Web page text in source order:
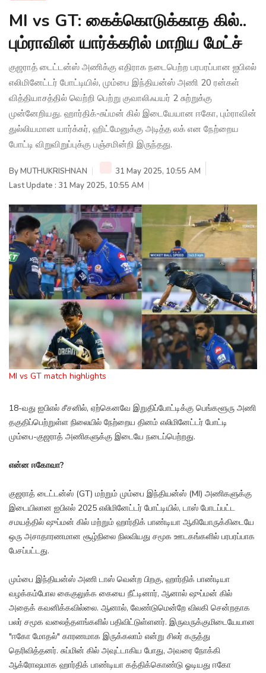
MI vs GT: கைக்கொடுக்காத கில்..
பும்ராவின் யார்க்கரில் மாறிய மேட்ச்
குஜராத் டைட்டன்ஸ் அணிக்கு எதிராக நடைபெற்ற பரபரப்பான ஐபிஎல்
எலிமினேட்டர் போட்டியில், மும்பை இந்தியன்ஸ் அணி 20 ரன்கள்
வித்தியாசத்தில் வெற்றி பெற்று குவாலிஃபயர் 2 சுற்றுக்கு
முன்னேறியது. ஹார்திக்-சுப்மன் கில் இடையேயான ஈகோ, பும்ராவின்
துல்லியமான யார்க்கர், ஹிட்மேனுக்கு அடித்த லக் என நேற்றைய
போட்டி விறுவிறுப்புக்கு பஞ்சமின்றி இருந்தது.
ByMUTHUKRISHNAN
31 May 2025, 10:55 AM
Last Update : 31 May 2025, 10:55 AM
MI vs GT match highlights
18-வது ஐபிஎல் சீசனில், ஏற்கெனவே இறுதிப்போட்டிக்கு பெங்களூரு அணி
தகுதிப்பெற்றுள்ள நிலையில் நேற்றைய தினம் எலிமினேட்டர் போட்டி
மும்பை-குஜராத் அணிகளுக்கு இடையே நடைப்பெற்றது.
என்ன ஈகோவா?
குஜராத் டைட்டன்ஸ் (GT) மற்றும் மும்பை இந்தியன்ஸ் (MI) அணிகளுக்கு
இடையிலான ஐபிஎல் 2025 எலிமினேட்டர் போட்டியில், டாஸ் போடப்பட்ட
சமயத்தில் ஷுப்மன் கில் மற்றும் ஹார்திக் பாண்டியா ஆகியோருக்கிடையே
ஒரு அசாதாரணமான சூழ்நிலை நிலவியது சமூக ஊடகங்களில் பரபரப்பாக
பேசப்பட்டது.
மும்பை இந்தியன்ஸ் அணி டாஸ் வென்ற பிறகு, ஹார்திக் பாண்டியா
வழக்கம்போல கைகுலுக்க கையை நீட்டினார், ஆனால் ஷுப்மன் கில்
அதைக் கவனிக்கவில்லை. ஆனால், வேண்டுமென்றே விலகி சென்றதாக
பலர் சமூக வலைத்தளங்களில் பதிவிட்டுள்ளனர். இருவருக்குமிடையேயான
"ஈகோ மோதல்" காரணமாக இருக்கலாம் என்று சிலர் கருத்து
தெரிவித்தனர். சுப்மின் கில் அவுட்டாகிய போது, அவரை நோக்கி
ஆக்ரோஷமாக ஹார்திக் பாண்டியா கத்திக்கொண்டு ஓடியது ஈகோ